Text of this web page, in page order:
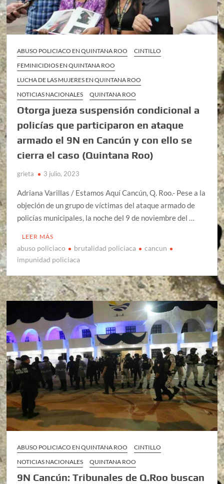
ABUSO POLICIACO EN QUINTANA ROO
CINTILLO
FEMINICIDIOS EN QUINTANA ROO
LUCHA DE LAS MUJERES EN QUINTANA ROO
NOTICIAS NACIONALES
QUINTANA ROO
Otorga jueza suspensión condicional a
policías que participaron en ataque
armado el 9N en Cancún y con ello se
cierra el caso (Quintana Roo)
grieta 3 julio, 2023
Adriana Varillas / Estamos Aquí Cancún, Q. Roo.- Pese a la
objeción de un grupo de víctimas del ataque armado de
policías municipales, la noche del 9 de noviembre del …
LEER MÁS
abuso policiaco brutalidad policiaca
cancun
impunidad policiaca
ABUSO POLICIACO EN QUINTANA ROO
CINTILLO
NOTICIAS NACIONALES
QUINTANA ROO
9N Cancún: Tribunales de Q.Roo buscan